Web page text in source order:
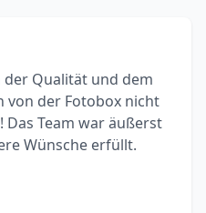
Qualität und dem
von der Fotobox nicht
Team war äußerst
Wünsche erfüllt.